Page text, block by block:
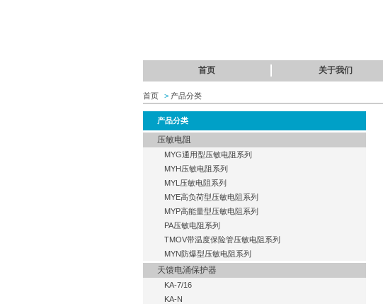
首页 关于我们
首页 > 产品分类
产品分类
压敏电阻
MYG通用型压敏电阻系列
MYH压敏电阻系列
MYL压敏电阻系列
MYE高负荷型压敏电阻系列
MYP高能量型压敏电阻系列
PA压敏电阻系列
TMOV带温度保险管压敏电阻系列
MYN防爆型压敏电阻系列
天馈电涌保护器
KA-7/16
KA-N